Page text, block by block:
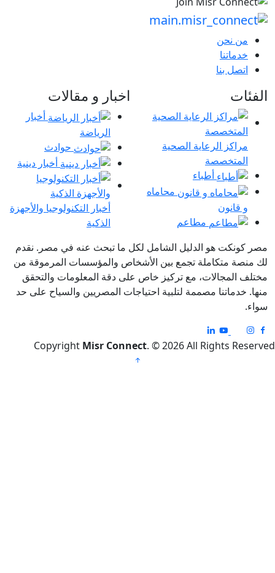
من نحن
خدماتنا
اتصل بنا
مراكز الرعاية الصحية
المتخصصة
أطباء
محاماه
و قانون
مطاعم
اخبار و مقالات
أخبار
الرياضة
حوادث
أخبار دينية
أخبار التكنولوجيا والأجهزة
الذكية
كونكت هو الدليل الشامل لكل ما تبحث عنه في مصر. نقدم
متكاملة تجمع بين الأشخاص والمؤسسات المرموقة من
المجالات، مع تركيز خاص على دقة المعلومات والتحقق
خدماتنا مصممة لتلبية احتياجات المصريين والسياح على حد
CopyrightMisr Connect. © 2026 All Rights